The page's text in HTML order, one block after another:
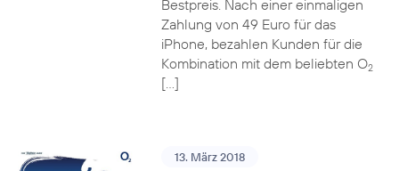
Bestpreis. Nach einer einmaligen
Zahlung von 49 Euro für das
iPhone, bezahlen Kunden für die
Kombination mit dem beliebten O2
[…]
13. März 2018